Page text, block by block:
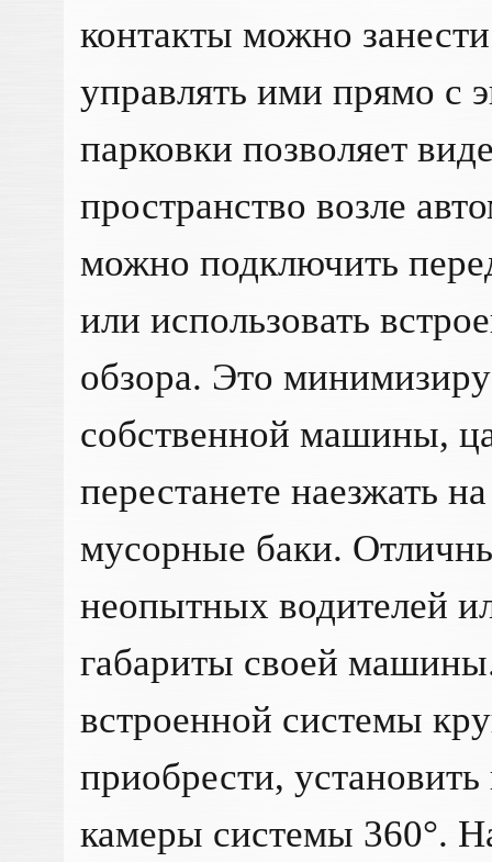
контакты можно
управлять ими прямо с
парковки позволяет
пространство возле
можно подключить
или использовать
обзора. Это
собственной машины,
перестанете наезжать
мусорные баки.
неопытных водителей
габариты своей
встроенной системы
приобрести,
камеры системы 360°.